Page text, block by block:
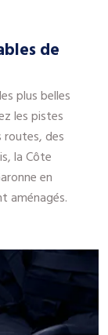
de
plus belles
les pistes
routes, des
la Côte
en
aménagés.